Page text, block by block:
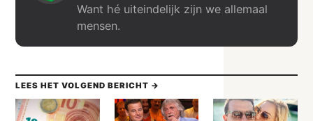
Want hé uiteindelijk zijn we allemaal
mensen.
LEES HET VOLGEND BERICHT →